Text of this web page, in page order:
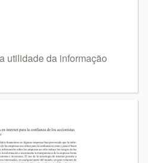
utilidade da informação